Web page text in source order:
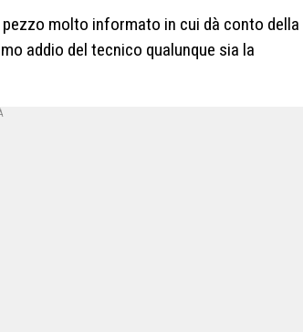
molto informato in cui dà conto della
addio del tecnico qualunque sia la